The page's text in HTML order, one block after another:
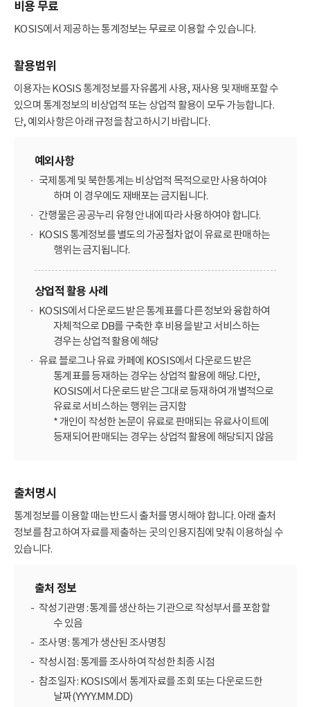
비용 무료
KOSIS에서 제공하는 통계정보는 무료로 이용할 수 있습니다.
활용범위
이용자는 KOSIS 통계정보를 자유롭게 사용, 재사용 및 재배포할 수
있으며 통계정보의 비상업적 또는 상업적 활용이 모두 가능합니다.
단, 예외사항은 아래 규정을 참고하시기 바랍니다.
예외사항
국제통계 및 북한통계는 비상업적 목적으로만 사용하여야
하며 이 경우에도 재배포는 금지됩니다.
간행물은 공공누리 유형 안내에 따라 사용하여야 합니다.
KOSIS 통계정보를 별도의 가공절차 없이 유료로 판매하는
행위는 금지됩니다.
상업적 활용 사례
KOSIS에서 다운로드 받은 통계표를 다른 정보와 융합하여
자체적으로 DB를 구축한 후 비용을 받고 서비스하는
경우는 상업적 활용에 해당
유료 블로그나 유료 카페에 KOSIS에서 다운로드 받은
통계표를 등재하는 경우는 상업적 활용에 해당. 다만,
KOSIS에서 다운로드 받은 그대로 등재하여 개별적으로
유료로 서비스하는 행위는 금지함
* 개인이 작성한 논문이 유료로 판매되는 유료사이트에
등재되어 판매되는 경우는 상업적 활용에 해당되지 않음
출처명시
통계정보를 이용할 때는 반드시 출처를 명시해야 합니다. 아래 출처
정보를 참고하여 자료를 제출하는 곳의 인용지침에 맞춰 이용하실 수
있습니다.
출처 정보
작성기관명 : 통계를 생산하는 기관으로 작성부서를 포함할
수 있음
조사명 : 통계가 생산된 조사명칭
작성시점 : 통계를 조사하여 작성한 최종 시점
참조일자 : KOSIS에서 통계자료를 조회 또는 다운로드한
날짜(YYYY.MM.DD)